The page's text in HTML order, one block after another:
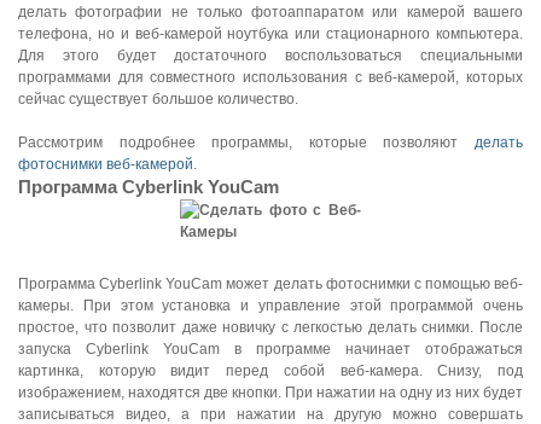
делать фотографии не только фотоаппаратом или камерой вашего
телефона, но и веб-камерой ноутбука или стационарного компьютера.
Для этого будет достаточного воспользоваться специальными
программами для совместного использования с веб-камерой, которых
сейчас существует большое количество.
Рассмотрим подробнее программы, которые позволяют делать
фотоснимки веб-камерой.
Программа Cyberlink YouCam
Программа Cyberlink YouCam может делать фотоснимки с помощью веб-
камеры. При этом установка и управление этой программой очень
простое, что позволит даже новичку с легкостью делать снимки. После
запуска Cyberlink YouCam в программе начинает отображаться
картинка, которую видит перед собой веб-камера. Снизу, под
изображением, находятся две кнопки. При нажатии на одну из них будет
записываться видео, а при нажатии на другую можно совершать